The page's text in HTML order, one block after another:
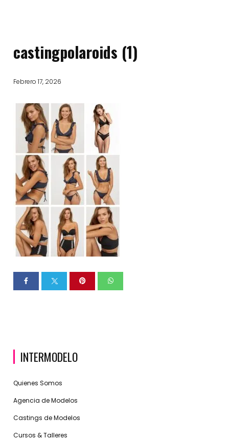
castingpolaroids (1)
Febrero 17, 2026
INTERMODELO
Quienes Somos
Agencia de Modelos
Castings de Modelos
Cursos & Talleres